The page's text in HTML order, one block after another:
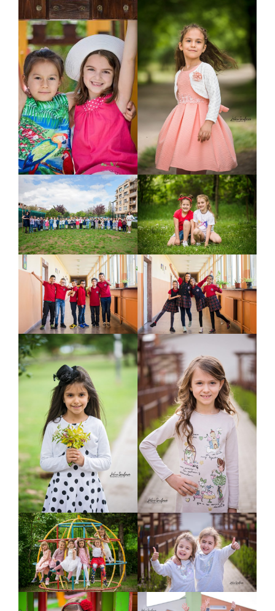
Галерия
Фотографски услуги
За мен
Блог
Въпроси и отговори
Контакти